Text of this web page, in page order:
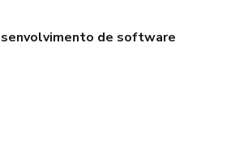
de software